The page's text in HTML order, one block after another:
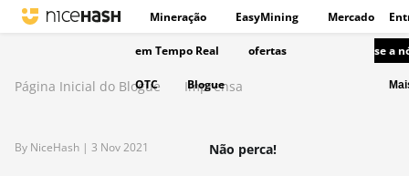
Mineração EasyMining Mercado
em Tempo Real ofertas
OTC Blogue
se a
Página Inicial do Blogue Imprensa
By NiceHash | 3 Nov 2021 Não perca!